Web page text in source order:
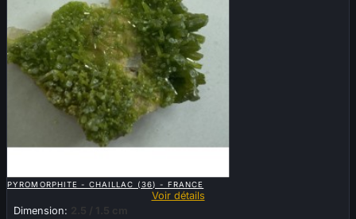
PYROMORPHITE - CHAILLAC (36) - FRANCE
Voir détails
Dimension:
2.5 / 1.5 cm